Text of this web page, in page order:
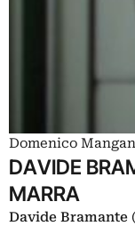
Domenico
DAVIDE
MARRA
Davide Bramante